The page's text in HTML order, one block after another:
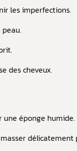
les imperfections.
des cheveux.
une éponge humide.